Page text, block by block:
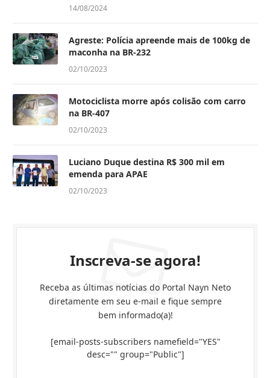
14/08/2024
Agreste: Polícia apreende mais de 100kg de
maconha na BR-232
02/10/2023
Motociclista morre após colisão com carro
na BR-407
02/10/2023
Luciano Duque destina R$ 300 mil em
emenda para APAE
02/10/2023
Inscreva-se agora!
Receba as últimas notícias do Portal Nayn Neto
diretamente em seu e-mail e fique sempre
bem informado(a)!
[email-posts-subscribers namefield="YES"
desc="" group="Public"]